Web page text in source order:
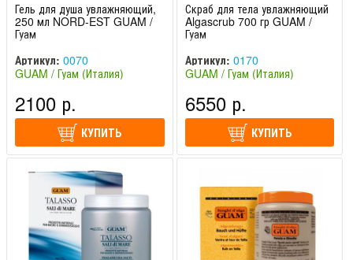
Гель для душа увлажняющий,
250 мл NORD-EST GUAM /
Гуам
Артикул: 0070
GUAM / Гуам (Италия)
2100 р.
КУПИТЬ
Скраб для тела увлажняющий
Algascrub 700 гр GUAM /
Гуам
Артикул: 0170
GUAM / Гуам (Италия)
6550 р.
КУПИТЬ